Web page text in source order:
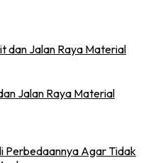
Jalan Raya Material